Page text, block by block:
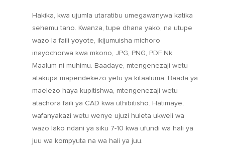
Hakika, kwa ujumla utaratibu umegawanywa katika
sehemu tano. Kwanza, tupe dhana yako, na utupe
wazo la faili yoyote, ikijumuisha michoro
inayochorwa kwa mkono, JPG, PNG, PDF Nk.
Maalum ni muhimu. Baadaye, mtengenezaji wetu
atakupa mapendekezo yetu ya kitaaluma. Baada ya
maelezo haya kupitishwa, mtengenezaji wetu
atachora faili ya CAD kwa uthibitisho. Hatimaye,
wafanyakazi wetu wenye ujuzi huleta ukweli wa
wazo lako ndani ya siku 7-10 kwa ufundi wa hali ya
juu wa kompyuta na wa hali ya juu.